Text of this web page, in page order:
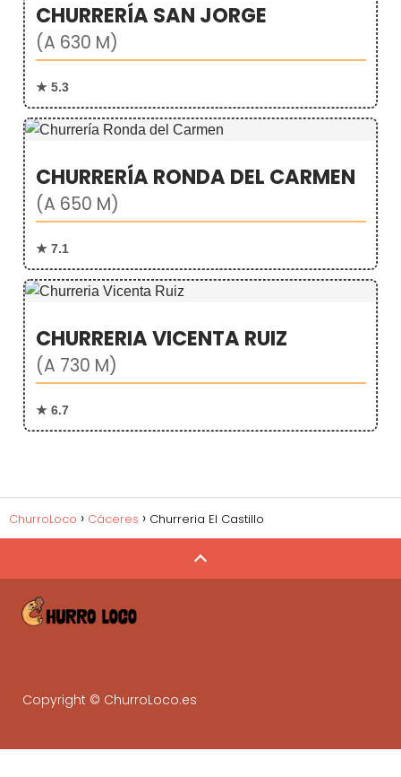
CHURRERÍA SAN JORGE
(A 630 M)
★ 5.3
CHURRERÍA RONDA DEL CARMEN
(A 650 M)
★ 7.1
CHURRERIA VICENTA RUIZ
(A 730 M)
★ 6.7
ChurroLoco Cáceres Churreria El Castillo
Copyright © ChurroLoco.es
Gestiona tu negocio